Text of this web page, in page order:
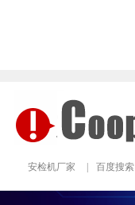
安检机厂家 百度搜索